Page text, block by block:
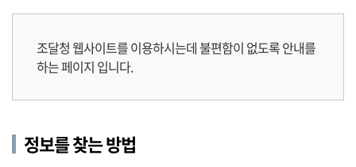
조달청 웹사이트를 이용하시는데 불편함이 없도록 안내를
하는 페이지 입니다.
정보를 찾는 방법